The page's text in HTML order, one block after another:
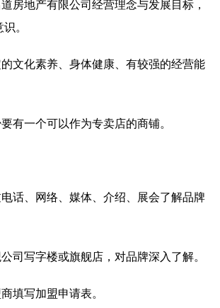
房地产有限公司经营理念与发展目标，
。
文化素养、身体健康、有较强的经营能
有一个可以作为专卖店的商铺。
话、网络、媒体、介绍、展会了解品牌
司写字楼或旗舰店，对品牌深入了解。
填写加盟申请表。